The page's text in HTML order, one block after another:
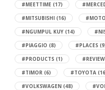
#MEETTIME (17)
#MITSUBISHI (16)
#NGUMPUL KUY (14)
#PIAGGIO (8) #PLACES
#PRODUCTS (1)
#TIMOR (6) #TOYOTA
#VOLKSWAGEN (48)